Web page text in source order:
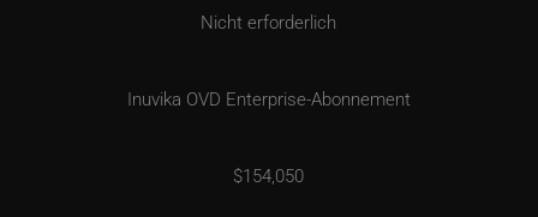
Nicht erforderlich
Inuvika OVD Enterprise-Abonnement
$154,050